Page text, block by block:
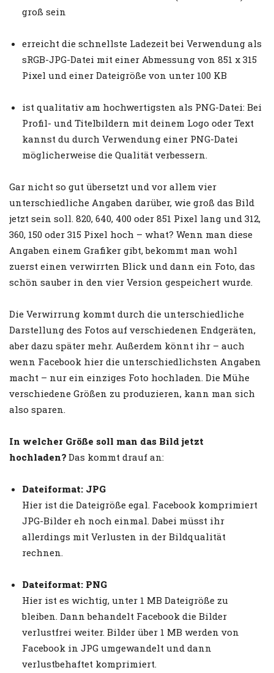
groß sein
erreicht die schnellste Ladezeit bei Verwendung als
sRGB-JPG-Datei mit einer Abmessung von 851 x 315
Pixel und einer Dateigröße von unter 100 KB
ist qualitativ am hochwertigsten als PNG-Datei: Bei
Profil- und Titelbildern mit deinem Logo oder Text
kannst du durch Verwendung einer PNG-Datei
möglicherweise die Qualität verbessern.
Gar nicht so gut übersetzt und vor allem vier
unterschiedliche Angaben darüber, wie groß das Bild
jetzt sein soll. 820, 640, 400 oder 851 Pixel lang und 312,
360, 150 oder 315 Pixel hoch – what? Wenn man diese
Angaben einem Grafiker gibt, bekommt man wohl
zuerst einen verwirrten Blick und dann ein Foto, das
schön sauber in den vier Version gespeichert wurde.
Die Verwirrung kommt durch die unterschiedliche
Darstellung des Fotos auf verschiedenen Endgeräten,
aber dazu später mehr. Außerdem könnt ihr – auch
wenn Facebook hier die unterschiedlichsten Angaben
macht – nur ein einziges Foto hochladen. Die Mühe
verschiedene Größen zu produzieren, kann man sich
also sparen.
In welcher Größe soll man das Bild jetzt
hochladen? Das kommt drauf an:
Dateiformat: JPG
Hier ist die Dateigröße egal. Facebook komprimiert
JPG-Bilder eh noch einmal. Dabei müsst ihr
allerdings mit Verlusten in der Bildqualität
rechnen.
Dateiformat: PNG
Hier ist es wichtig, unter 1 MB Dateigröße zu
bleiben. Dann behandelt Facebook die Bilder
verlustfrei weiter. Bilder über 1 MB werden von
Facebook in JPG umgewandelt und dann
verlustbehaftet komprimiert.